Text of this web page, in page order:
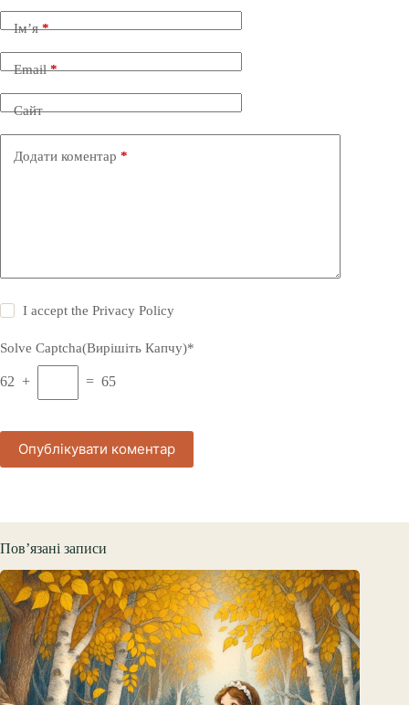
Ім’я*
Email*
Сайт
Додати коментар *
I accept thePrivacy Policy
Solve Captcha(Вирішіть Капчу)*
62 + = 65
Опублікувати коментар
Пов’язані записи